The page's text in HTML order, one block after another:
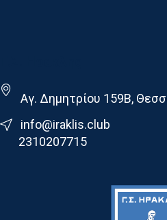
Αγ. Δημητρίου 159Β,
info@iraklis.club
2310207715